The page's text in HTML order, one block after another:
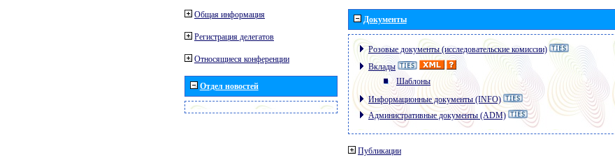
Общая информация
Регистрация делегатов
Относящиеся конференции
Отдел новостей
Документы
Розовые документы (исследовательские комиссии)
Вклады
Шаблоны
Информационные документы (INFO)
Административные документы (ADM)
Публикации